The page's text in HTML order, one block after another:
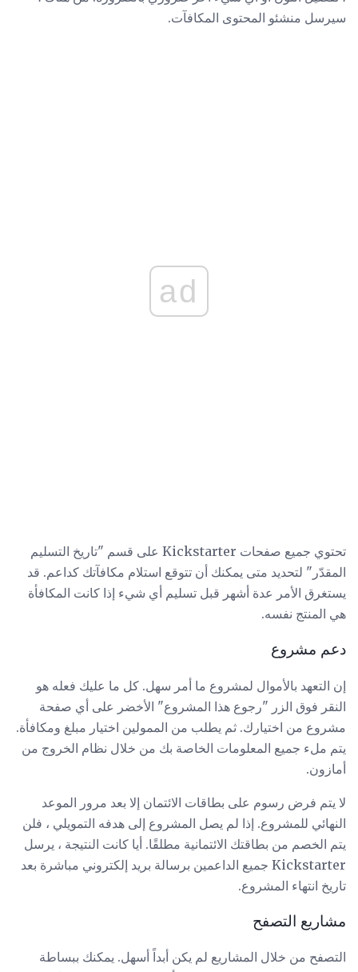
سيرسل منشئو المحتوى المكافآت.
ad
تحتوي جميع صفحات Kickstarter على قسم "تاريخ التسليم
المقدّر" لتحديد متى يمكنك أن تتوقع استلام مكافآتك كداعم. قد
يستغرق الأمر عدة أشهر قبل تسليم أي شيء إذا كانت المكافأة
هي المنتج نفسه.
دعم مشروع
إن التعهد بالأموال لمشروع ما أمر سهل. كل ما عليك فعله هو
النقر فوق الزر "رجوع هذا المشروع" الأخضر على أي صفحة
مشروع من اختيارك. ثم يطلب من الممولين اختيار مبلغ ومكافأة.
يتم ملء جميع المعلومات الخاصة بك من خلال نظام الخروج من
أمازون.
لا يتم فرض رسوم على بطاقات الائتمان إلا بعد مرور الموعد
النهائي للمشروع. إذا لم يصل المشروع إلى هدفه التمويلي ، فلن
يتم الخصم من بطاقتك الائتمانية مطلقًا. أيا كانت النتيجة ، يرسل
Kickstarter جميع الداعمين برسالة بريد إلكتروني مباشرة بعد
تاريخ انتهاء المشروع.
مشاريع التصفح
التصفح من خلال المشاريع لم يكن أبداً أسهل. يمكنك ببساطة